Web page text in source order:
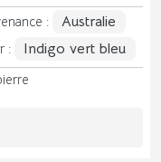
: Australie
: Indigo vert bleu